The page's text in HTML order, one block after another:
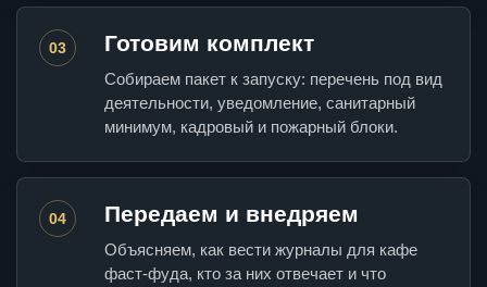
03 Готовим комплект
Собираем пакет к запуску: перечень под вид
деятельности, уведомление, санитарный
минимум, кадровый и пожарный блоки.
04 Передаем и внедряем
Объясняем, как вести журналы для кафе
фаст-фуда, кто за них отвечает и что